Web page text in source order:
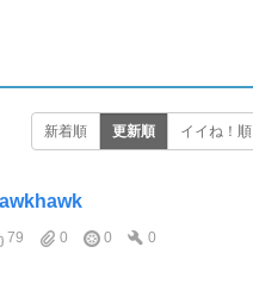
新着順 更新順 イイね！順
79 0 0 0